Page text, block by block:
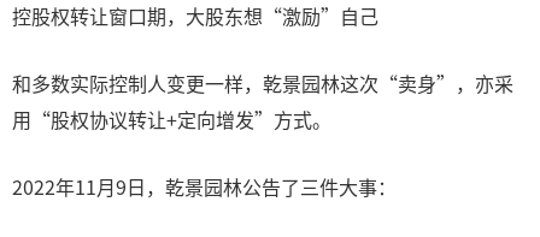
控股权转让窗口期，大股东想“激励”自己
和多数实际控制人变更一样，乾景园林这次“卖身”，亦采
用“股权协议转让+定向增发”方式。
2022年11月9日，乾景园林公告了三件大事：